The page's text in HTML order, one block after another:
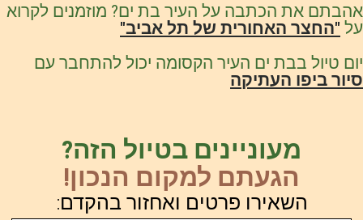
אהבתם את הכתבה על העיר בת ים? מוזמנים לקרוא
על "החצר האחורית של תל אביב"
יום טיול בבת ים העיר הקסומה יכול להתחבר עם
סיור ביפו העתיקה
מעוניינים בטיול הזה?
הגעתם למקום הנכון!
השאירו פרטים ואחזור בהקדם: